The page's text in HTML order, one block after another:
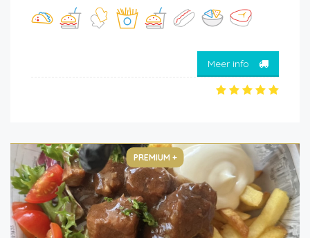
Meer info
PREMIUM +